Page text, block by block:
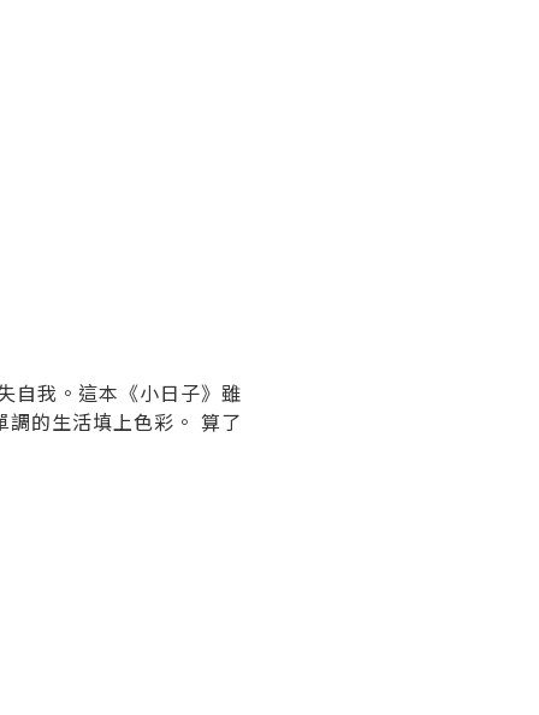
自我。這本《小日子》雖
的生活填上色彩。 算了